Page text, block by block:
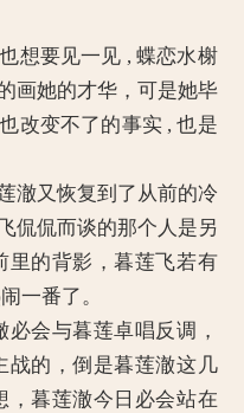
要见一见 , 蝶恋水榭
画她的才华，可是她毕
改变不了的事实 , 也是
又恢复到了从前的冷
侃侃而谈的那个人是另
里的背影，暮莲飞若有
一番了。
会与暮莲卓唱反调，
战的，倒是暮莲澈这几
，暮莲澈今日必会站在